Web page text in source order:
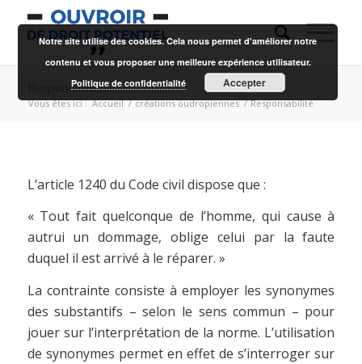
Responsabilité
Vous êtes ici : Accueil / créations oudropiennes / Responsabilité
L’article 1240 du Code civil dispose que :
« Tout fait quelconque de l’homme, qui cause à
autrui un dommage, oblige celui par la faute
duquel il est arrivé à le réparer. »
La contrainte consiste à employer les synonymes
des substantifs – selon le sens commun – pour
jouer sur l’interprétation de la norme. L’utilisation
de synonymes permet en effet de s’interroger sur
Notre site utilise des cookies. Cela nous permet d'améliorer notre
contenu et vous proposer une meilleure expérience utilisateur.
Politique de confidentialité
Accepter